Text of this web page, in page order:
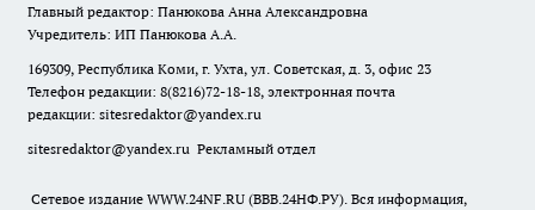
Главный редактор: Панюкова Анна Александровна
Учредитель: ИП Панюкова А.А.
169309, Республика Коми, г. Ухта, ул. Советская, д. 3, офис 23
Телефон редакции: 8(8216)72-18-18, электронная почта
редакции: sitesredaktor@yandex.ru
sitesredaktor@yandex.ru Рекламный отдел
Сетевое издание WWW.24NF.RU (ВВВ.24НФ.РУ). Вся информация,